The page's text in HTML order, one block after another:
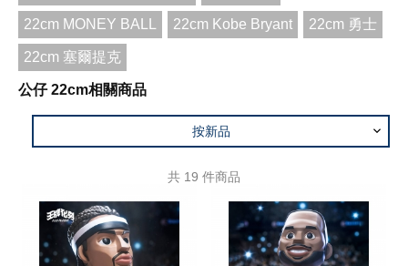
22cm MONEY BALL 22cm Kobe Bryant 22cm 勇士
22cm 塞爾提克
公仔 22cm相關商品
按新品
共 19 件商品